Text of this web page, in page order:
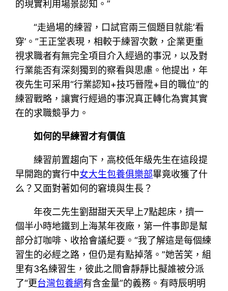
的現實利用場景認知。”
“走過場的練習，口試官兩三個題目就能‘看
穿’。”王正堂表現，相較于練習次數，企業更重
視求職者有無完全項目介入經過的事況，以及對
行業能否有深刻獨到的察看與思慮。他提出，年
夜先生可采用“行業認知+技巧晉陞+目的職位”的
練習戰略，讓實行經過的事況真正轉化為實其實
在的求職競爭力。
如何的早練習才有價值
練習前置趨向下，高校低年級先生在這段提
早開跑的實行中女大生包養俱樂部畢竟收獲了什
么？又面對著如何的窘境與生長？
年夜二先生劉甜甜天天早上7點起床，擠一
個半小時地鐵到上海某年夜廠，第一件事即是幫
部分訂咖啡、收拾會議紀要。“我了解這是每個練
習生的必經之路，但仍是有點掉落。”她苦笑，組
里有3名練習生，彼此之間會靜靜比擬誰被分派
了“更台灣包養網有含金量”的義務。有時辰明明